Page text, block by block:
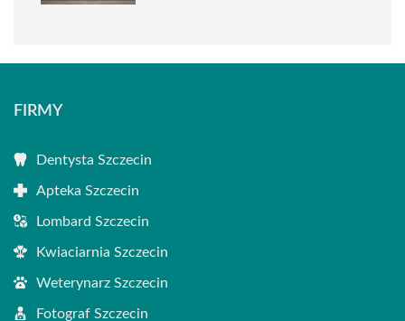
FIRMY
Dentysta Szczecin
Apteka Szczecin
Lombard Szczecin
Kwiaciarnia Szczecin
Weterynarz Szczecin
Fotograf Szczecin